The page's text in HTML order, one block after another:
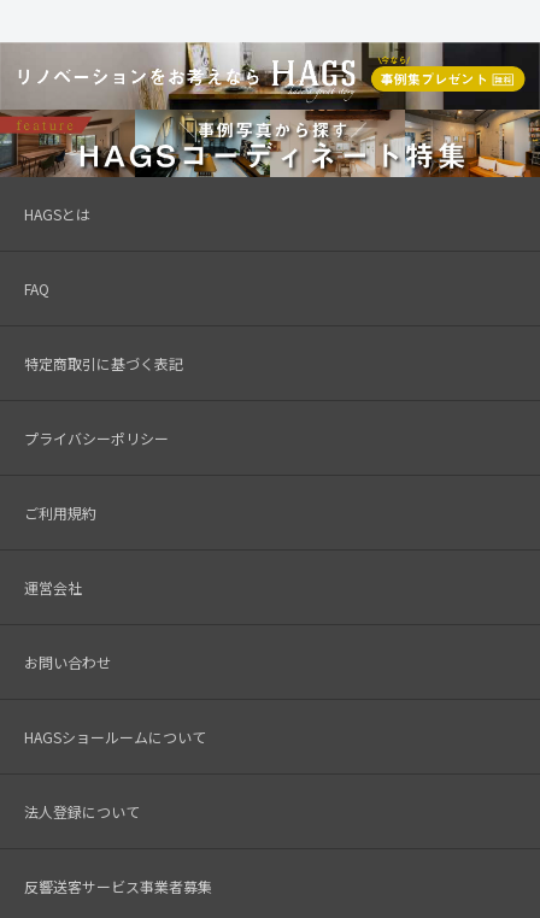
HAGSとは
FAQ
特定商取引に基づく表記
プライバシーポリシー
ご利用規約
運営会社
お問い合わせ
HAGSショールームについて
法人登録について
反響送客サービス事業者募集